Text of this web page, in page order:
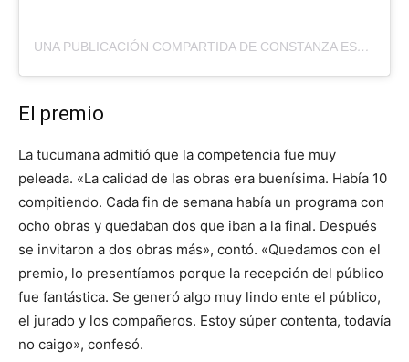
UNA PUBLICACIÓN COMPARTIDA DE CONSTANZA ESPEJO
El premio
La tucumana admitió que la competencia fue muy
peleada. «La calidad de las obras era buenísima. Había 10
compitiendo. Cada fin de semana había un programa con
ocho obras y quedaban dos que iban a la final. Después
se invitaron a dos obras más», contó. «Quedamos con el
premio, lo presentíamos porque la recepción del público
fue fantástica. Se generó algo muy lindo ente el público,
el jurado y los compañeros. Estoy súper contenta, todavía
no caigo», confesó.